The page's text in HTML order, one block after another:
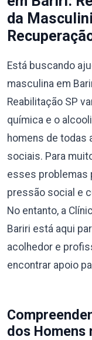
da
Está buscando
masculina em
Reabilitação SP
química e o
homens de todas
sociais. Para
esses problemas
pressão social e
No entanto, a
Bariri está aqui
acolhedor e
encontrar apoio
dos Homens